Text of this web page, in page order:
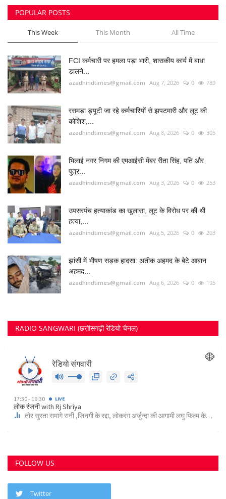
POPULAR POSTS
This Week This Month All Time
FCI कर्मचारी पर हमला पड़ा भारी, शासकीय कार्य में बाधा
डालने...
azadhindtimes@gmail.com Aug 7, 2026 0 789
रसमड़ा ड्यूटी जा रहे कर्मचारियों से झपटमारी और लूट की
कोशिश,...
azadhindtimes@gmail.com Aug 8, 2026 0 305
भिलाई नगर निगम की एमआईसी मेंबर रीता सिंह, पति और
पुत्र...
azadhindtimes@gmail.com Aug 3, 2026 0 253
उपसरपंच हत्याकांड का खुलासा, लूट के विरोध पर की थी
हत्या,...
azadhindtimes@gmail.com Aug 5, 2026 0 203
झांसी में भीषण सड़क हादसा: अतीक अहमद के बेटे आबान
अहमद...
azadhindtimes@gmail.com Aug 6, 2026 0 195
RADIO SANGWARI (छत्तीसगढ़ी रेडियो चैनल)
FOLLOW US
Twitter